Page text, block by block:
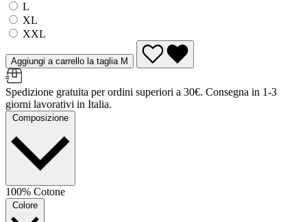
L
XL
XXL
Aggiungi a carrello la taglia M
Spedizione gratuita per ordini superiori a 30€. Consegna in 1-3
giorni lavorativi in Italia.
Composizione
100% Cotone
Colore